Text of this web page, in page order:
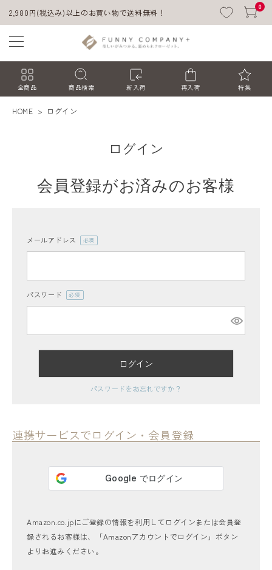
2,980円(税込み)以上のお買い物で送料無料！
0
全商品 商品検索 新入荷 再入荷 特集
レディースボトムス
会員ステージ特典プログラムについて
HOME ログイン
ログイン
会員登録がお済みのお客様
メールアドレス
(必
パスワード
(必
ログイン
パスワードをお忘れですか？
連携サービスでログイン・会員登録
Amazon.co.jpにご登録の情報を利用してログインまたは会員登
録されるお客様は、「Amazonアカウントでログイン」ボタン
よりお進みください。